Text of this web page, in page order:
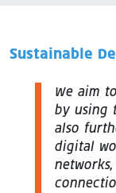
Sustainable
We aim
by using
also
digital